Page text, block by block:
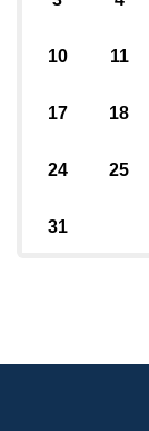
10 11
17 18
24 25
31